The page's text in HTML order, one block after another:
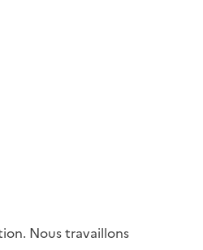
Nous travaillons